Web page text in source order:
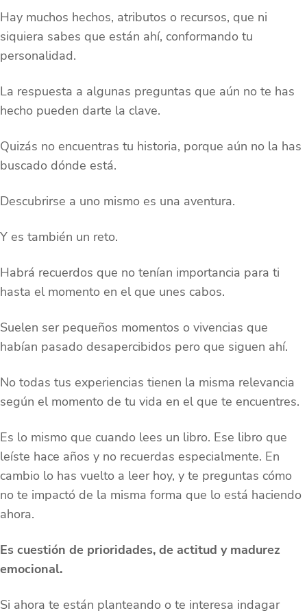
Hay muchos hechos, atributos o recursos, que ni
siquiera sabes que están ahí, conformando tu
personalidad.
La respuesta a algunas preguntas que aún no te has
hecho pueden darte la clave.
Quizás no encuentras tu historia, porque aún no la has
buscado dónde está.
Descubrirse a uno mismo es una aventura.
Y es también un reto.
Habrá recuerdos que no tenían importancia para ti
hasta el momento en el que unes cabos.
Suelen ser pequeños momentos o vivencias que
habían pasado desapercibidos pero que siguen ahí.
No todas tus experiencias tienen la misma relevancia
según el momento de tu vida en el que te encuentres.
Es lo mismo que cuando lees un libro. Ese libro que
leíste hace años y no recuerdas especialmente. En
cambio lo has vuelto a leer hoy, y te preguntas cómo
no te impactó de la misma forma que lo está haciendo
ahora.
Es cuestión de prioridades, de actitud y madurez
emocional.
Si ahora te están planteando o te interesa indagar